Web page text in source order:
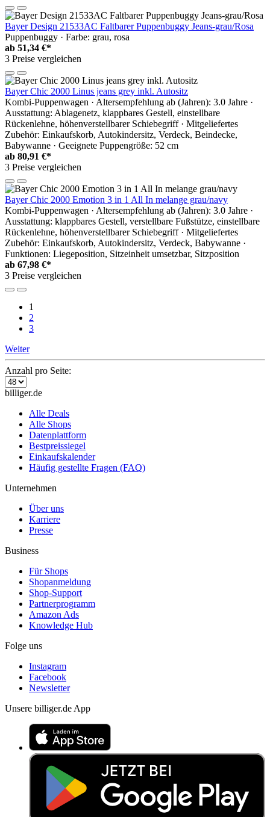
Bayer Design 21533AC Faltbarer Puppenbuggy Jeans-grau/Rosa
Puppenbuggy · Farbe: grau, rosa
ab 51,34 €*
3 Preise vergleichen
Bayer Chic 2000 Linus jeans grey inkl. Autositz
Kombi-Puppenwagen · Altersempfehlung ab (Jahren): 3.0 Jahre ·
Ausstattung: Ablagenetz, klappbares Gestell, einstellbare
Rückenlehne, höhenverstellbarer Schiebegriff · Mitgeliefertes
Zubehör: Einkaufskorb, Autokindersitz, Verdeck, Beindecke,
Babywanne · Geeignete Puppengröße: 52 cm
ab 80,91 €*
3 Preise vergleichen
Bayer Chic 2000 Emotion 3 in 1 All In melange grau/navy
Kombi-Puppenwagen · Altersempfehlung ab (Jahren): 3.0 Jahre ·
Ausstattung: klappbares Gestell, verstellbare Fußstütze, einstellbare
Rückenlehne, höhenverstellbarer Schiebegriff · Mitgeliefertes
Zubehör: Einkaufskorb, Autokindersitz, Verdeck, Babywanne ·
Funktionen: Liegeposition, Sitzeinheit umsetzbar, Sitzposition
ab 67,98 €*
3 Preise vergleichen
1
2
3
Weiter
Anzahl pro Seite:
billiger.de
Alle Deals
Alle Shops
Datenplattform
Bestpreissiegel
Einkaufskalender
Häufig gestellte Fragen (FAQ)
Unternehmen
Über uns
Karriere
Presse
Business
Für Shops
Shopanmeldung
Shop-Support
Partnerprogramm
Amazon Ads
Knowledge Hub
Folge uns
Instagram
Facebook
Newsletter
Unsere billiger.de App